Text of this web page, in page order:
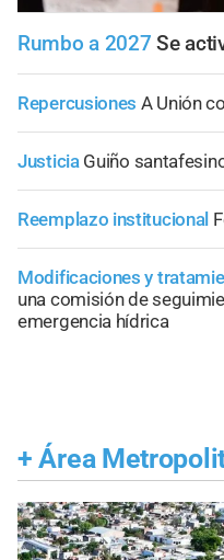
Rumbo a 2027 Se
Repercusiones A Unión
Justicia Guiño
Reemplazo institucional
Modificaciones y
una comisión de
emergencia hídrica
+ Área